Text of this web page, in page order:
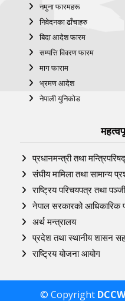
नमुना फारमहरू
निवेदनका ढाँचाहरु
बिदा आदेश फारम
सम्पत्ति विवरण फारम
माग फाराम
भ्रमण आदेश
नेपाली युनिकोड
प्रधानमन्त्री तथा
संघीय मामिला तथा सामान्य
राष्ट्रिय परिचयपत्र तथा
नेपाल सरकारको आधिकारिक
अर्थ मन्त्रालय
प्रदेश तथा स्थानीय शासन
राष्ट्रिय योजना आयोग
© Copyright